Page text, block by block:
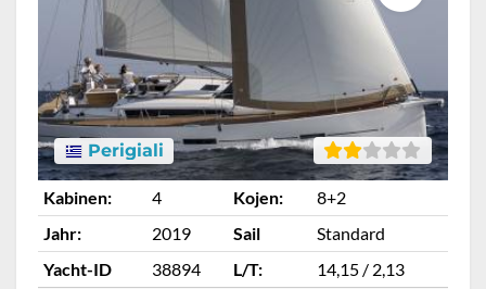
Perigiali
Kabinen: 4 Kojen:
8+2
Jahr:
2019 Sail
Standard
Yacht-ID
38894 L/T: 14,15 / 2,13